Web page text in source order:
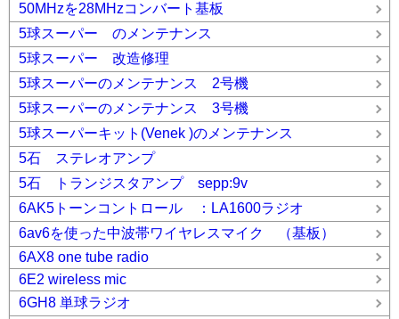
50MHzを28MHzコンバート基板
5球スーパー のメンテナンス
5球スーパー 改造修理
5球スーパーのメンテナンス 2号機
5球スーパーのメンテナンス 3号機
5球スーパーキット(Venek )のメンテナンス
5石 ステレオアンプ
5石 トランジスタアンプ sepp:9v
6AK5トーンコントロール ：LA1600ラジオ
6av6を使った中波帯ワイヤレスマイク （基板）
6AX8 one tube radio
6E2 wireless mic
6GH8 単球ラジオ